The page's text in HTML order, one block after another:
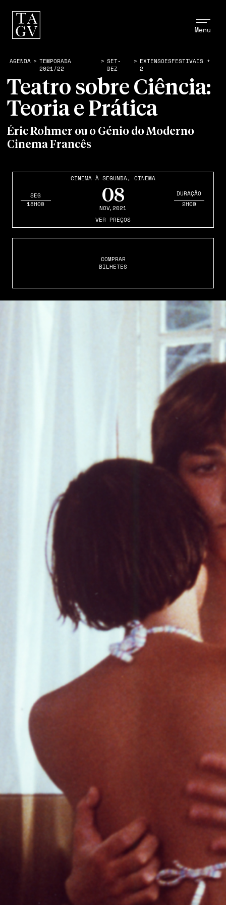
Menu
CINEMA À SEGUNDA, CINEMA
08
NOV,2021
SEG
18H00
DURAÇÃO
2H00
VER PREÇOS
COMPRAR
BILHETES
AGENDA > TEMPORADA
2021/22
> SET-
DEZ
> EXTENSOESFESTIVAIS +
2
Teatro sobre Ciência:
Teoria e Prática
Éric Rohmer ou o Génio do Moderno
Cinema Francês